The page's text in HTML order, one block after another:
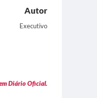
Autor
Executivo
Diário Oficial.